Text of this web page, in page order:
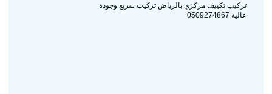
تركيب تكييف مركزي بالرياض تركيب سريع وجودة
عالية 0509274867